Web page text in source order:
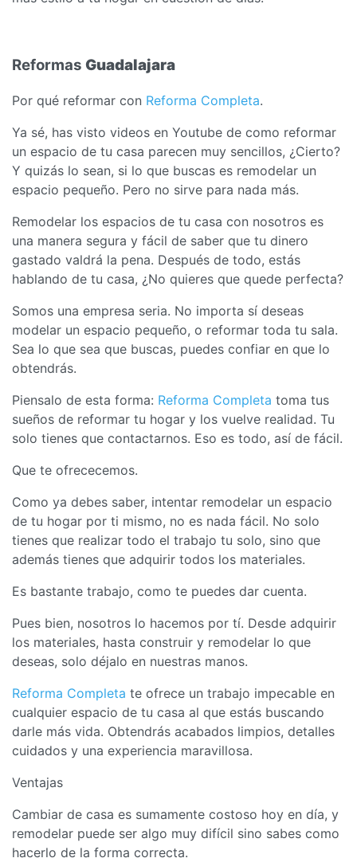
Reformas Guadalajara
Por qué reformar con Reforma Completa.
Ya sé, has visto videos en Youtube de como reformar
un espacio de tu casa parecen muy sencillos, ¿Cierto?
Y quizás lo sean, si lo que buscas es remodelar un
espacio pequeño. Pero no sirve para nada más.
Remodelar los espacios de tu casa con nosotros es
una manera segura y fácil de saber que tu dinero
gastado valdrá la pena. Después de todo, estás
hablando de tu casa, ¿No quieres que quede perfecta?
Somos una empresa seria. No importa sí deseas
modelar un espacio pequeño, o reformar toda tu sala.
Sea lo que sea que buscas, puedes confiar en que lo
obtendrás.
Piensalo de esta forma: Reforma Completa toma tus
sueños de reformar tu hogar y los vuelve realidad. Tu
solo tienes que contactarnos. Eso es todo, así de fácil.
Que te ofrececemos.
Como ya debes saber, intentar remodelar un espacio
de tu hogar por ti mismo, no es nada fácil. No solo
tienes que realizar todo el trabajo tu solo, sino que
además tienes que adquirir todos los materiales.
Es bastante trabajo, como te puedes dar cuenta.
Pues bien, nosotros lo hacemos por tí. Desde adquirir
los materiales, hasta construir y remodelar lo que
deseas, solo déjalo en nuestras manos.
Reforma Completa te ofrece un trabajo impecable en
cualquier espacio de tu casa al que estás buscando
darle más vida. Obtendrás acabados limpios, detalles
cuidados y una experiencia maravillosa.
Ventajas
Cambiar de casa es sumamente costoso hoy en día, y
remodelar puede ser algo muy difícil sino sabes como
hacerlo de la forma correcta.